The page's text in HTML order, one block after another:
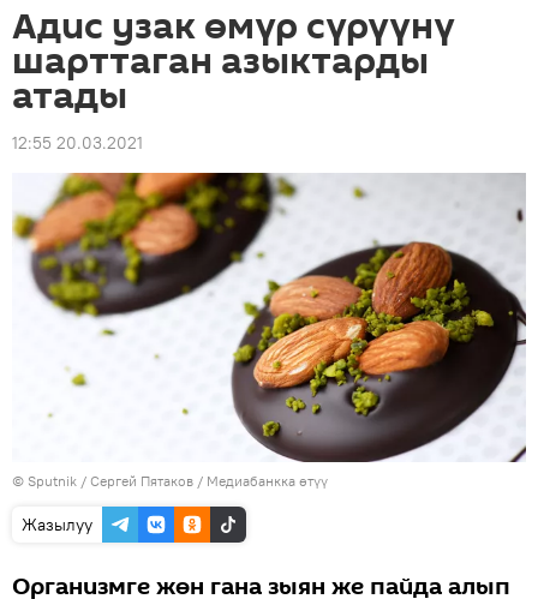
Адис узак өмүр сүрүүнү
шарттаган азыктарды
атады
12:55 20.03.2021
© Sputnik / Сергей Пятаков / Медиабанкка өтүү
Жазылуу
Организмге жөн гана зыян же пайда алып